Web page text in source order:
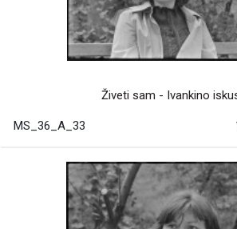
Živeti sam - Ivankino
MS_36_A_33